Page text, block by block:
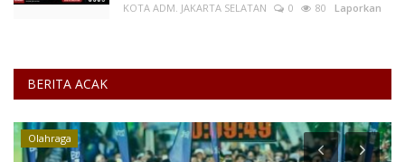
KOTA ADM. JAKARTA SELATAN
0 80 Laporkan
BERITA ACAK
Olahraga